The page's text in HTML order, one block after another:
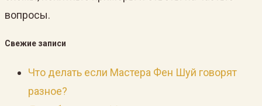
вопросы.
Свежие записи
Что делать если Мастера Фен Шуй говорят
разное?